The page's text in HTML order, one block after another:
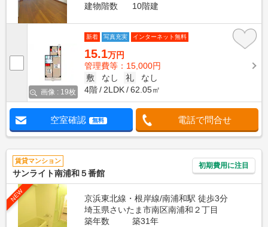
建物階数
10階建
画像 : 19枚
新着 写真充実 インターネット無料
15.1万円
管理費等：15,000円
敷
なし 礼
なし
4階
2LDK 62.05㎡
空室確認 無料 電話で問合せ
賃貸マンション
サンライト南浦和５番館
初期費用に注目
NEW
京浜東北線・根岸線/南浦和駅 徒歩3分
埼玉県さいたま市南区南浦和２丁目
築年数
築31年